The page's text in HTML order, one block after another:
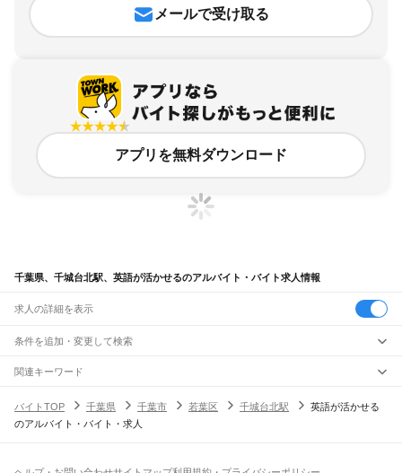
メールで受け取る
アプリを無料ダウンロード
千葉県、千城台北駅、英語が活かせるのアルバイト・バイト求人情報
求人の詳細を表示
条件を追加・変更して検索
市区町村を追加・変更
千葉県すべて
千葉市 すべて
駅を追加・変更
職種を追加・変更
飲食・フードサービスすべて
関連キーワード
バイトTOP
千葉県 千葉市 若葉区 千城台北駅
英語が活かせる
のアルバイト・バイト・求人